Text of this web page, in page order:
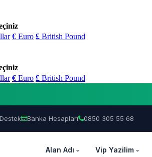
€ Euro £ British Pound
€ Euro £ British Pound
Destek Banka Hesapları 0850 305 55 68
Alan Adı Vip Yazilim